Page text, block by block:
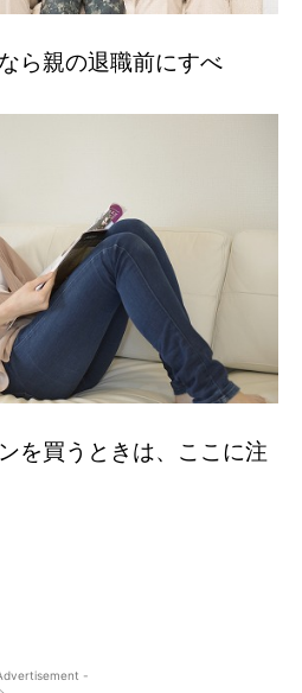
ら親の退職前にすべ
を買うときは、ここに注
-